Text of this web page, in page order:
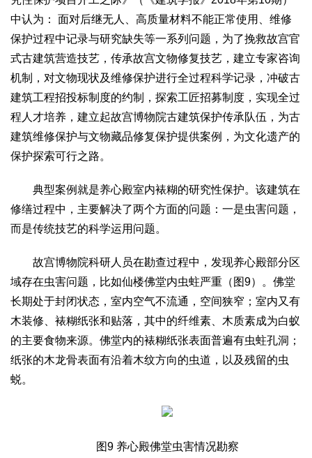
中认为： 面对后继无人、高质量材料不能正常使用、维修
保护过程中记录与研究缺失等一系列问题，为了挽救故宫官
式古建筑营造技艺，传承故宫文物修复技艺，建立专家咨询
机制，对文物现状及维修保护进行全过程科学记录，冲破古
建筑工程招投标制度的约制，探索工匠招募制度，实现全过
程人才培养，建立起故宫博物院古建筑保护传承队伍，为古
建筑维修保护与文物藏品修复保护提供案例，为文化遗产的
保护探索可行之路。
典型案例就是养心殿室内裱糊的研究性保护。该建筑在
修缮过程中，主要解决了两个方面的问题：一是虫害问题，
而是传统技艺的科学运用问题。
故宫博物院科研人员在勘查过程中，发现养心殿部分区
域存在虫害问题，比如仙楼佛堂内虫蛀严重（图9）。佛堂
长期处于封闭状态，室内空气不流通，空间狭窄；室内又有
木装修、裱糊纸张和贴落，其中的纤维素、木质素成为白蚁
的主要食物来源。佛堂内的裱糊纸张表面普遍有虫蛀孔洞；
纸张的木龙骨表面有沿着木纹方向的虫道，以及残留的虫
蜕。
图9 养心殿佛堂虫害情况勘察